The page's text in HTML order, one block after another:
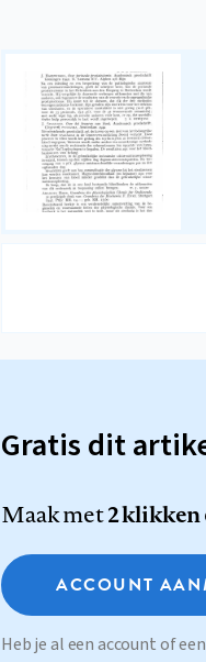
Gratis dit
Maak met2 klikken
ACCOUNT
Heb je al een account of